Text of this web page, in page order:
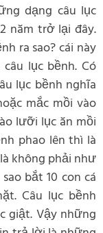
dạng câu lục
năm trở lại đây.
ra sao? cái này
lục bềnh. Có
lục bềnh nghĩa
mắc mồi vào
lưỡi lục ăn mồi
phao lên thì là
không phải như
bắt 10 con cá
Câu lục bềnh
giật. Vậy những